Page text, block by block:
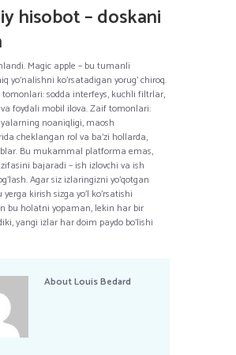
hisobot – doskani
Magic apple – bu tumanli
yo’nalishni ko’rsatadigan yorug’ chiroq.
sodda interfeys, kuchli filtrlar,
foydali mobil ilova. Zaif tomonlari:
noaniqligi, maosh
cheklangan rol va ba’zi hollarda,
Bu mukammal platforma emas,
bajaradi – ish izlovchi va ish
Agar siz izlaringizni yo’qotgan
yerga kirish sizga yo’l ko’rsatishi
bu holatni yopaman, lekin har bir
yangi izlar har doim paydo bo’lishi
AboutLouis Bedard